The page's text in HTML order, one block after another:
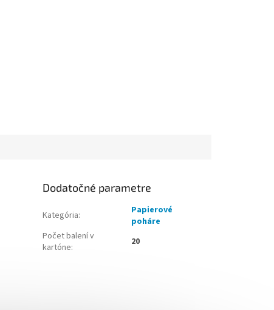
Dodatočné parametre
Kategória:
Papierové
poháre
Počet balení v
kartóne: 20